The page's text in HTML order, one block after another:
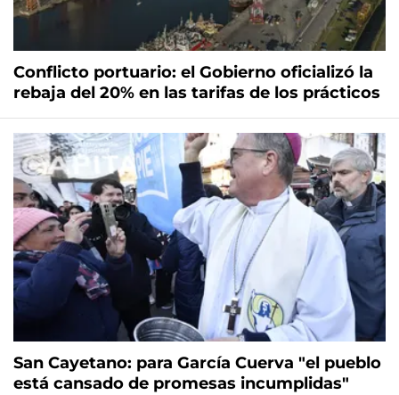
Conflicto portuario: el Gobierno oficializó la
rebaja del 20% en las tarifas de los prácticos
San Cayetano: para García Cuerva "el pueblo
está cansado de promesas incumplidas"